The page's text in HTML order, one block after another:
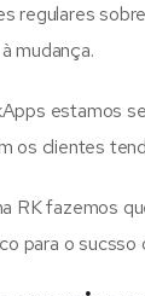
regulares
mudança.
estamos
os clientes
RK fazemos
para o sucsso